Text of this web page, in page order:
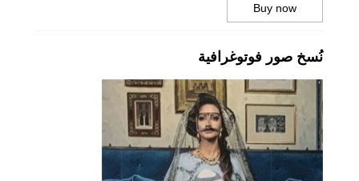
Buy now
نُسخ صور فوتوغرافية